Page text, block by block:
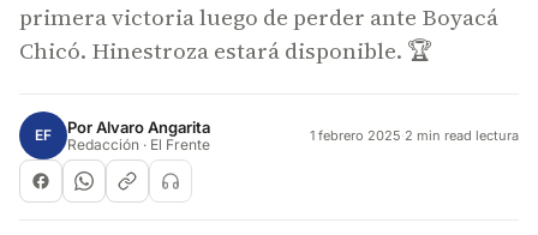
primera victoria luego de perder ante Boyacá
Chicó. Hinestroza estará disponible. 🏆
EF PorAlvaro Angarita
Redacción · El Frente 1 febrero 2025·2 min read lectura